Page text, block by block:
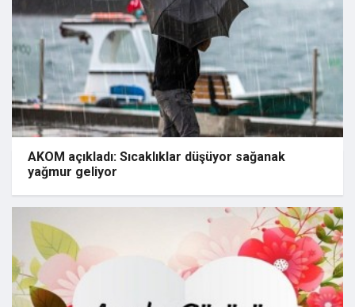
AKOM açıkladı: Sıcaklıklar düşüyor sağanak
yağmur geliyor